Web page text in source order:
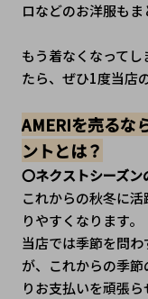
ロなどのお洋服も
もう着なくなって
たら、ぜひ1度当店
AMERIを売るな
ントとは？
〇ネクストシーズン
これからの秋冬に
りやすくなります。
当店では季節を問
が、これからの季
りお支払いを頑張ら